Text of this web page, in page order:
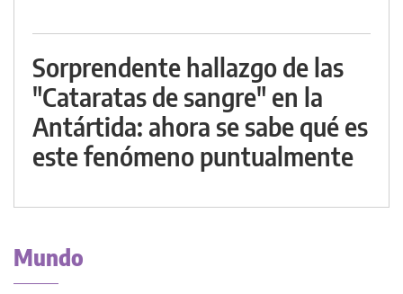
Sorprendente hallazgo de las
"Cataratas de sangre" en la
Antártida: ahora se sabe qué es
este fenómeno puntualmente
Mundo